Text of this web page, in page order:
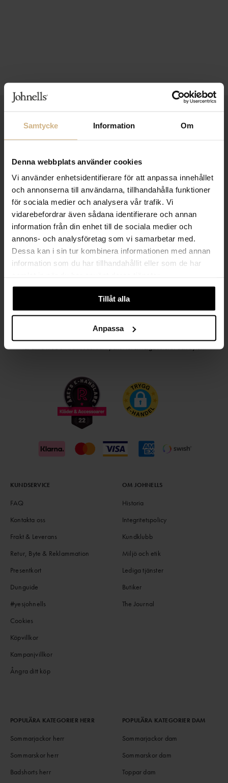
Samtycke Information Om
Denna webbplats använder cookies
Vi använder enhetsidentifierare för att anpassa innehållet
och annonserna till användarna, tillhandahålla funktioner
för sociala medier och analysera vår trafik. Vi
vidarebefordrar även sådana identifierare och annan
information från din enhet till de sociala medier och
annons- och analysföretag som vi samarbetar med.
Dessa kan i sin tur kombinera informationen med annan
information som du har tillhandahållit eller som de har
Tillåt alla
Anpassa
Håll dig uppdaterad
PRENUMERERA PÅ VÅRT NYHETSBREV
Kvinna Man
PRENUMERERA
HANDLA TRYGGT OCH SMIDIGT
Välj det betalsätt som passar dig med Klarna. Vi på Johnells erbjuder flera
bekväma fraktalternativ; utlämningsställe, hemleverans och paketskåp. Du
får alltid med en fraktsedel i ditt paket för smidiga returer och byten!
KUNDSERVICE
FAQ
Kontakta oss
Frakt & Leverans
Retur, Byte & Reklammation
Presentkort
Dunguide
#yesjohnells
Cookies
Köpvillkor
Kampanjvillkor
Ångra ditt köp
OM JOHNELLS
Historia
Integritetspolicy
Kundklubb
Miljö och etik
Lediga tjänster
Butiker
The Journal
POPULÄRA KATEGORIER HERR
Sommarjackor herr
Sommarskor herr
Badshorts herr
POPULÄRA KATEGORIER DAM
Sommarjackor dam
Sommarskor dam
Toppar dam